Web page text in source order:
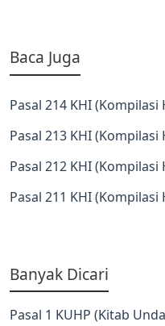
Baca Juga
Pasal 214 KHI
Pasal 213 KHI
Pasal 212 KHI
Pasal 211 KHI
Banyak Dicari
Pasal 1 KUHP (Kitab